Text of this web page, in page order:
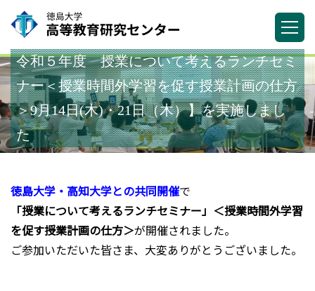
令和５年度 授業について考えるランチセミ
ナー＜授業時間外学習を促す授業計画の仕方
＞9月14日(木)・21日（木）】を実施しまし
た
徳島大学・高知大学との共同開催で
「授業について考えるランチセミナー」＜授業時間外学習
を促す授業計画の仕方＞が開催されました。
ご参加いただいた皆さま、大変ありがとうございました。